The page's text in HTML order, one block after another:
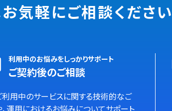
気軽にご相談ください
利用中のお悩みをしっかりサポート
ご契約後のご相談
用中のサービスに関する技術的なご
運用におけるお悩みについてサポート